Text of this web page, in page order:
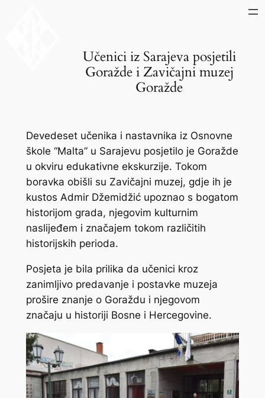
Učenici iz Sarajeva posjetili
Goražde i Zavičajni muzej
Goražde
Devedeset učenika i nastavnika iz Osnovne
škole “Malta” u Sarajevu posjetilo je Goražde
u okviru edukativne ekskurzije. Tokom
boravka obišli su Zavičajni muzej, gdje ih je
kustos Admir Džemidžić upoznao s bogatom
historijom grada, njegovim kulturnim
naslijeđem i značajem tokom različitih
historijskih perioda.
Posjeta je bila prilika da učenici kroz
zanimljivo predavanje i postavke muzeja
prošire znanje o Goraždu i njegovom
značaju u historiji Bosne i Hercegovine.